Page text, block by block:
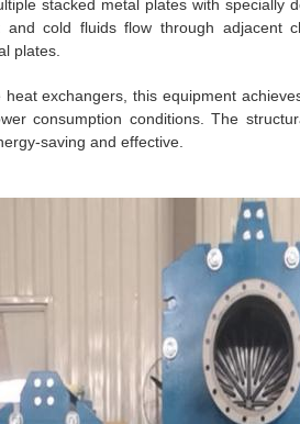
stacked metal plates with specially
cold fluids flow through adjacent
plates.
exchangers, this equipment
consumption conditions. The
saving and effective.